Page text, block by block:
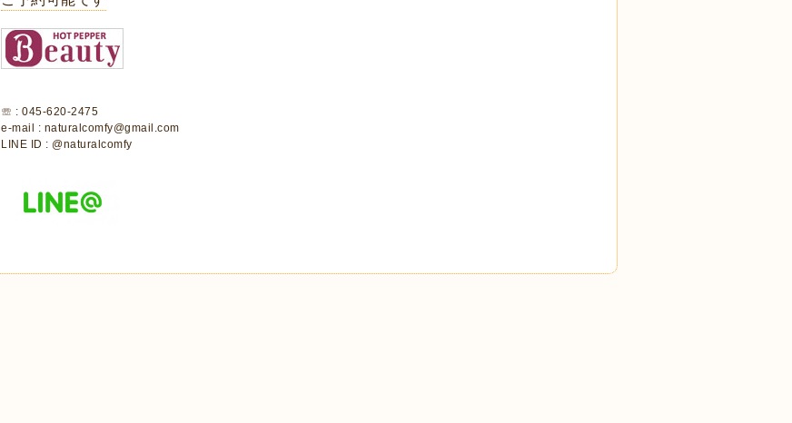
☏ : 045-620-2475
e-mail : naturalcomfy@gmail.com
LINE ID : @naturalcomfy